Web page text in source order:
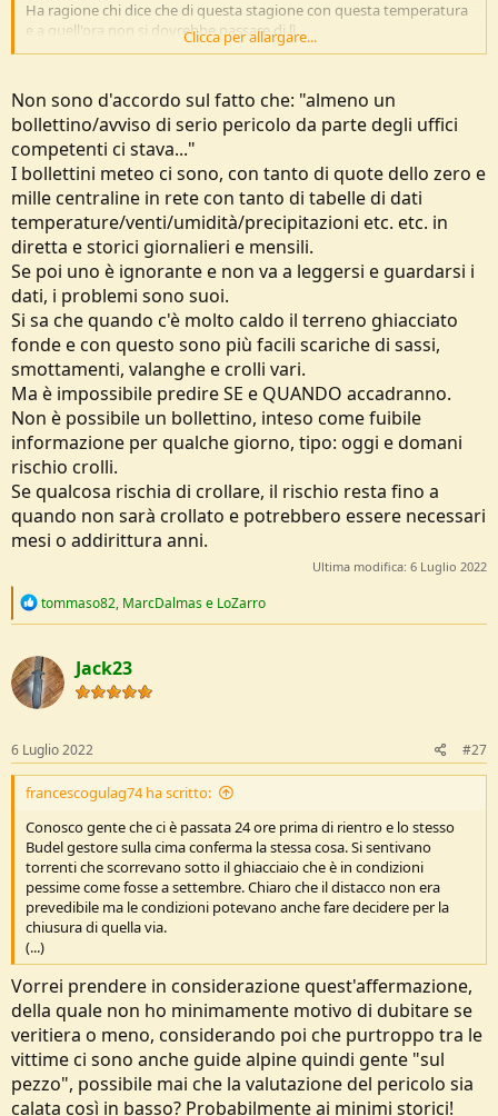
Ha ragione chi dice che di questa stagione con questa temperatura
e a quell'ora non si dovrebbe passare di lì...
parte è imprevedibile e imponderabile e alla fine l'ultima
responsabilità non la puoi scaricare sugli altri. E' tua...
Clicca per allargare...
Non sono d'accordo sul fatto che: "almeno un
bollettino/avviso di serio pericolo da parte degli uffici
competenti ci stava..."
I bollettini meteo ci sono, con tanto di quote dello zero e
mille centraline in rete con tanto di tabelle di dati
temperature/venti/umidità/precipitazioni etc. etc. in
diretta e storici giornalieri e mensili.
Se poi uno è ignorante e non va a leggersi e guardarsi i
dati, i problemi sono suoi.
Si sa che quando c'è molto caldo il terreno ghiacciato
fonde e con questo sono più facili scariche di sassi,
smottamenti, valanghe e crolli vari.
Ma è impossibile predire SE e QUANDO accadranno.
Non è possibile un bollettino, inteso come fuibile
informazione per qualche giorno, tipo: oggi e domani
rischio crolli.
Se qualcosa rischia di crollare, il rischio resta fino a
quando non sarà crollato e potrebbero essere necessari
mesi o addirittura anni.
Ultima modifica: 6 Luglio 2022
R
c
t
i
o
s
:
tommaso82, MarcDalmase LoZarro
Jack23
6 Luglio 2022 #27
francescogulag74 ha scritto:
Conosco gente che ci è passata 24 ore prima di rientro e lo stesso
Budel gestore sulla cima conferma la stessa cosa. Si sentivano
torrenti che scorrevano sotto il ghiacciaio che è in condizioni
pessime come fosse a settembre. Chiaro che il distacco non era
prevedibile ma le condizioni potevano anche fare decidere per la
chiusura di quella via.
(...)
Vorrei prendere in considerazione quest'affermazione,
della quale non ho minimamente motivo di dubitare se
veritiera o meno, considerando poi che purtroppo tra le
vittime ci sono anche guide alpine quindi gente "sul
pezzo", possibile mai che la valutazione del pericolo sia
calata così in basso? Probabilmente ai minimi storici!